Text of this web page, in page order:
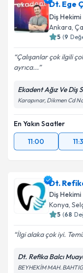
Dt. Ege
Diş Hekimi
Ankara,
5 (9
Çalışanlar çok ilgili
ayrıca...
Ekadent Ağız Ve Diş
Karapınar, Dikmen Cd
En Yakın Saatler
11:00
Dt.
Diş Hekimi
Konya,
5 (68
İlgi alaka çok iyi.
Dt. Refika Balcı
BEYHEKİM MAH.